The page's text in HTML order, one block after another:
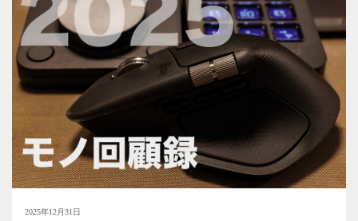
2025年12月31日